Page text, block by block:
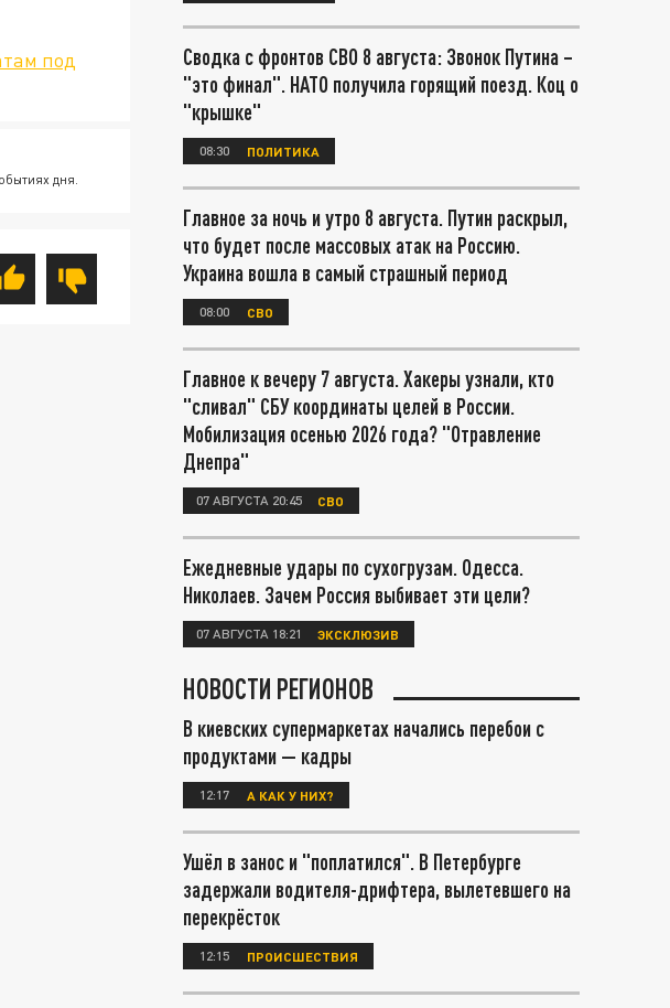
под
дня.
Сводка с фронтов СВО 8 августа: Звонок Путина –
"это финал". НАТО получила горящий поезд. Коц о
"крышке"
08:30 ПОЛИТИКА
Главное за ночь и утро 8 августа. Путин раскрыл,
что будет после массовых атак на Россию.
Украина вошла в самый страшный период
08:00 СВО
Главное к вечеру 7 августа. Хакеры узнали, кто
"сливал" СБУ координаты целей в России.
Мобилизация осенью 2026 года? "Отравление
Днепра"
07 АВГУСТА 20:45 СВО
Ежедневные удары по сухогрузам. Одесса.
Николаев. Зачем Россия выбивает эти цели?
07 АВГУСТА 18:21 ЭКСКЛЮЗИВ
НОВОСТИ РЕГИОНОВ
В киевских супермаркетах начались перебои с
продуктами — кадры
12:17 А КАК У НИХ?
Ушёл в занос и "поплатился". В Петербурге
задержали водителя-дрифтера, вылетевшего на
перекрёсток
12:15 ПРОИСШЕСТВИЯ